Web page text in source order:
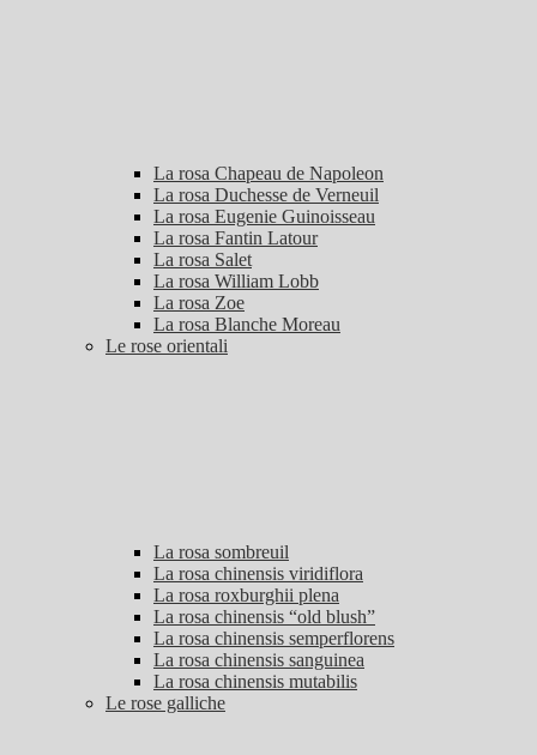
La rosa Chapeau de Napoleon
La rosa Duchesse de Verneuil
La rosa Eugenie Guinoisseau
La rosa Fantin Latour
La rosa Salet
La rosa William Lobb
La rosa Zoe
La rosa Blanche Moreau
Le rose orientali
La rosa sombreuil
La rosa chinensis viridiflora
La rosa roxburghii plena
La rosa chinensis “old blush”
La rosa chinensis semperflorens
La rosa chinensis sanguinea
La rosa chinensis mutabilis
Le rose galliche